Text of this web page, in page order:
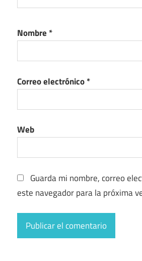
Nombre *
Correo electrónico*
Web
Guarda mi nombre, correo
este navegador para la próxima